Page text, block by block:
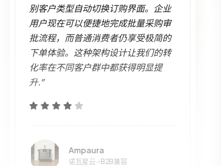
别客户类型自动切换订购界面。企业
用户现在可以便捷地完成批量采购审
批流程，而普通消费者仍享受极简的
下单体验。这种架构设计让我们的转
化率在不同客户群中都获得明显提
升.”
Ampaura
诺瓦星云 - B2B兼容